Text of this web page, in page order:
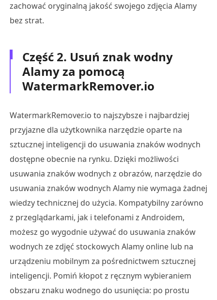
zachować oryginalną jakość swojego zdjęcia Alamy
bez strat.
Część 2. Usuń znak wodny
Alamy za pomocą
WatermarkRemover.io
WatermarkRemover.io to najszybsze i najbardziej
przyjazne dla użytkownika narzędzie oparte na
sztucznej inteligencji do usuwania znaków wodnych
dostępne obecnie na rynku. Dzięki możliwości
usuwania znaków wodnych z obrazów, narzędzie do
usuwania znaków wodnych Alamy nie wymaga żadnej
wiedzy technicznej do użycia. Kompatybilny zarówno
z przeglądarkami, jak i telefonami z Androidem,
możesz go wygodnie używać do usuwania znaków
wodnych ze zdjęć stockowych Alamy online lub na
urządzeniu mobilnym za pośrednictwem sztucznej
inteligencji. Pomiń kłopot z ręcznym wybieraniem
obszaru znaku wodnego do usunięcia: po prostu